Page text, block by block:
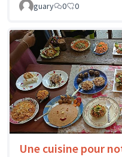
guary
0 0
Une cuisine pour